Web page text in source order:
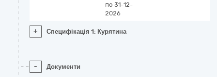
по 31-12-
2026
+ Специфікація 1: Курятина
- Документи